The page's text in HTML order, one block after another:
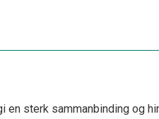
sterk sammanbinding og